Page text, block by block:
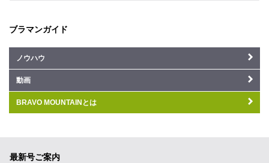
ブラマンガイド
ノウハウ
動画
BRAVO MOUNTAINとは
最新号ご案内